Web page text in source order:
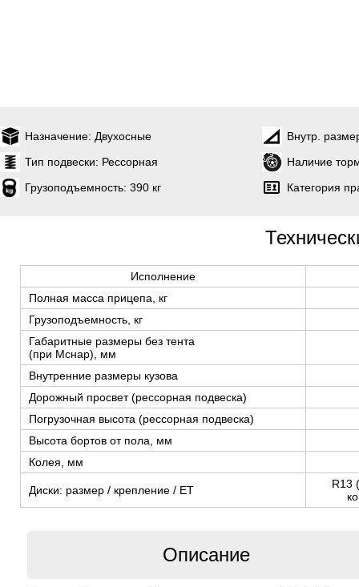
Назначение: Двухосные
Внутр.
Тип подвески: Рессорная
Наличие
Грузоподъемность: 390 кг Категория
Исполнение
Полная масса прицепа, кг
Грузоподъемность, кг
Габаритные размеры без тента
(при Мснар), мм
Внутренние размеры кузова
Дорожный просвет (рессорная подвеска)
Погрузочная высота (рессорная подвеска)
Высота бортов от пола, мм
Колея, мм
Диски: размер / крепление / ЕТ
R13
Описание